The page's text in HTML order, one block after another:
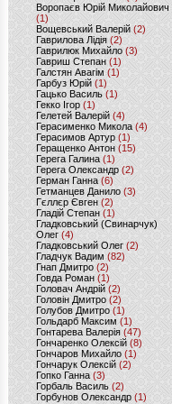
Воропаєв Юрій Миколайович
(1)
Вощевський Валерій(2)
Гаврилова Лідія (2)
Гаврилюк Михайло (3)
Гавриш Степан (1)
Галстян Авагім (1)
Гарбуз Юрій (1)
Гацько Василь (1)
Гекко Ігор(1)
Гелетей Валерій (4)
Герасименко Микола (4)
Герасимов Артур (1)
Геращенко Антон(15)
Герега Галина (1)
Герега Олександр (2)
Герман Ганна (6)
Гетманцев Данило (3)
Гєллєр Євген (2)
Гладій Степан(1)
Гладковський (Свинарчук)
Олег (4)
Гладковський Олег (2)
Гладчук Вадим (82)
Гнап Дмитро (2)
Говда Роман(1)
Головач Андрій (2)
Головін Дмитро (2)
Голубов Дмитро (1)
Гольдарб Максим(1)
Гонтарева Валерія (47)
Гончаренко Олексій(8)
Гончаров Михайло (1)
Гончарук Олексій (2)
Гопко Ганна (3)
Горбаль Василь (2)
Горбунов Олександр (1)